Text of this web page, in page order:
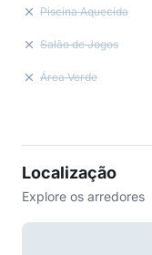
Piscina Aquecida
Salão de Jogos
Área Verde
Localização
Explore os arredores